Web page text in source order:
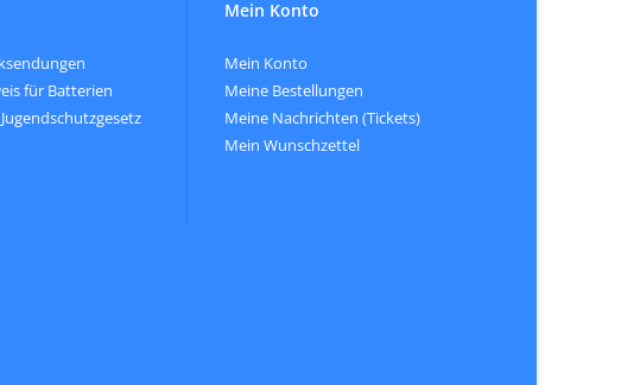
für Batterien
Mein Konto
Mein Konto
Meine Bestellungen
Meine Nachrichten (Tickets)
Mein Wunschzettel